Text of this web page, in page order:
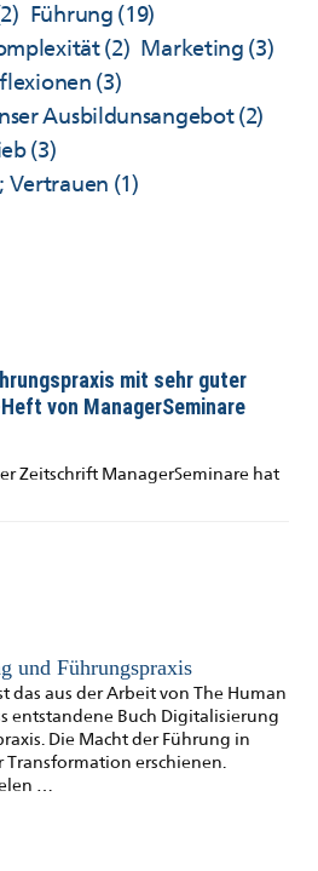
Führung (19)
(2) Marketing (3)
(3)
Ausbildunsangebot(2)
(3)
Vertrauen (1)
mit sehr guter
von ManagerSeminare
Zeitschrift ManagerSeminare hat
und Führungspraxis
das aus der Arbeit von The Human
entstandene Buch Digitalisierung
Die Macht der Führung in
erschienen.
…